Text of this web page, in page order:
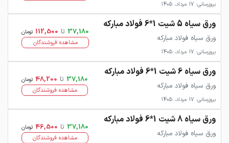
بروزرسانی: 17 مرداد، 1405
ورق سیاه 5 شیت 1*6 فولاد مبارکه
ورق سیاه فولاد مبارکه
بروزرسانی: 17 مرداد، 1405
37,180 تا 112,500 تومان
مشاهده فروشندگان
ورق سیاه 6 شیت 1*6 فولاد مبارکه
ورق سیاه فولاد مبارکه
بروزرسانی: 17 مرداد، 1405
37,180 تا 48,200 تومان
مشاهده فروشندگان
ورق سیاه 8 شیت 1*6 فولاد مبارکه
ورق سیاه فولاد مبارکه
37,180 تا 46,500 تومان
مشاهده فروشندگان